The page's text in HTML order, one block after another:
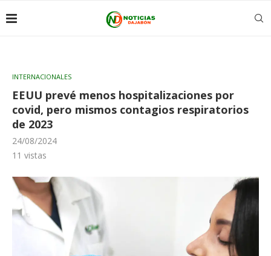
INTERNACIONALES
EEUU prevé menos hospitalizaciones por
covid, pero mismos contagios respiratorios
de 2023
24/08/2024
11 vistas